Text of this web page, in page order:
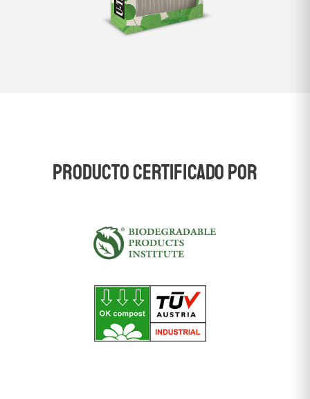
producto certificado por